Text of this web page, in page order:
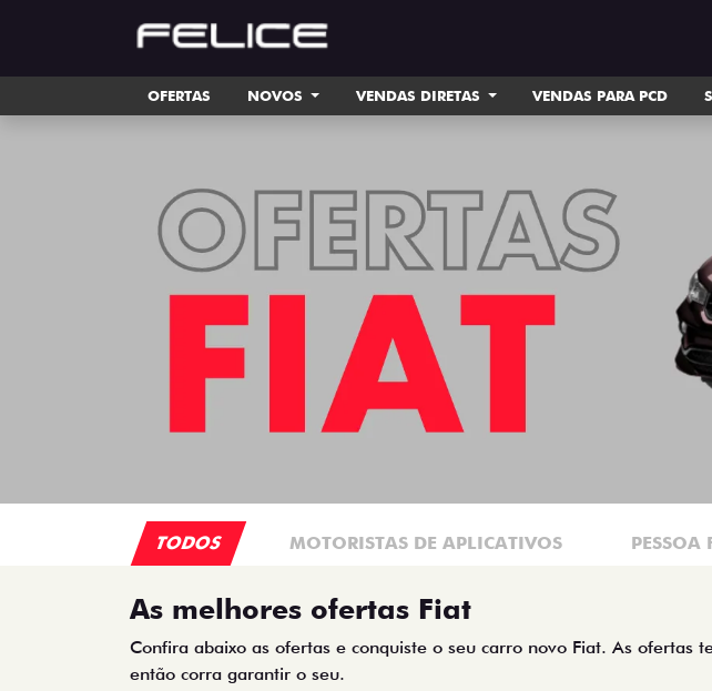
OFERTAS NOVOS VENDAS DIRETAS VENDAS PARA PCD
TODOS MOTORISTAS DE APLICATIVOS PESSOA
As melhores ofertas Fiat
Confira abaixo as ofertas e conquiste o seu carro novo Fiat. As ofertas
então corra garantir o seu.